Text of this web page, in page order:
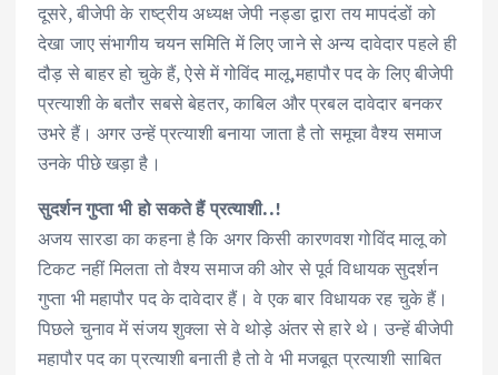
दूसरे, बीजेपी के राष्ट्रीय अध्यक्ष जेपी नड्डा द्वारा तय मापदंडों को
देखा जाए संभागीय चयन समिति में लिए जाने से अन्य दावेदार पहले ही
दौड़ से बाहर हो चुके हैं, ऐसे में गोविंद मालू,महापौर पद के लिए बीजेपी
प्रत्याशी के बतौर सबसे बेहतर, काबिल और प्रबल दावेदार बनकर
उभरे हैं। अगर उन्हें प्रत्याशी बनाया जाता है तो समूचा वैश्य समाज
उनके पीछे खड़ा है।
सुदर्शन गुप्ता भी हो सकते हैं प्रत्याशी..!
अजय सारडा का कहना है कि अगर किसी कारणवश गोविंद मालू को
टिकट नहीं मिलता तो वैश्य समाज की ओर से पूर्व विधायक सुदर्शन
गुप्ता भी महापौर पद के दावेदार हैं। वे एक बार विधायक रह चुके हैं।
पिछले चुनाव में संजय शुक्ला से वे थोड़े अंतर से हारे थे। उन्हें बीजेपी
महापौर पद का प्रत्याशी बनाती है तो वे भी मजबूत प्रत्याशी साबित